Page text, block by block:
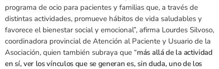
programa de ocio para pacientes y familias que, a través de
distintas actividades, promueve hábitos de vida saludables y
favorece el bienestar social y emocional”, afirma Lourdes Silvoso,
coordinadora provincial de Atención al Paciente y Usuario de la
Asociación, quien también subraya que “más allá de la actividad
en sí, ver los vínculos que se generan es, sin duda, uno de los